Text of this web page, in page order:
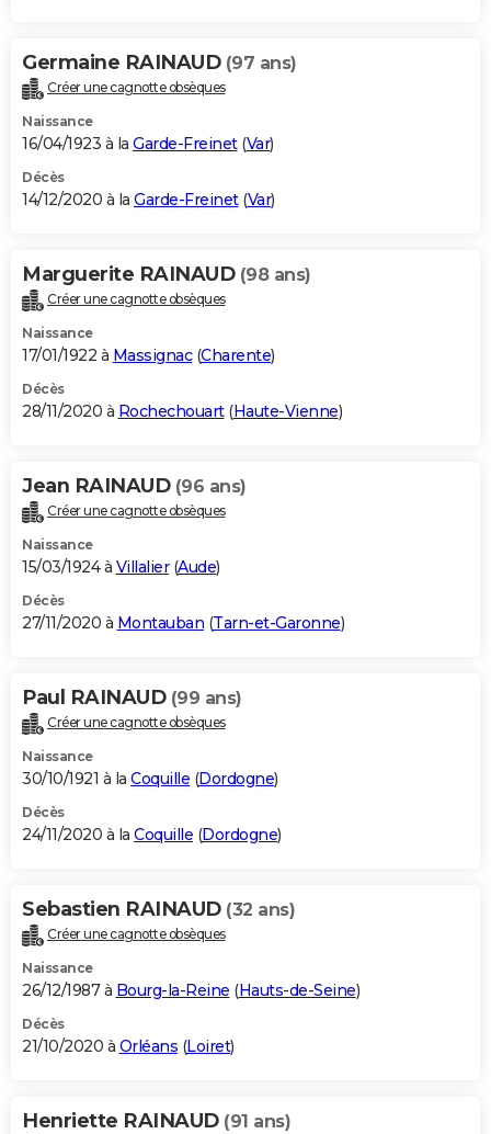
Germaine RAINAUD (97 ans)
Créer une cagnotte obsèques
Naissance
16/04/1923 à la Garde-Freinet(Var)
Décès
14/12/2020 à la Garde-Freinet(Var)
Marguerite RAINAUD (98 ans)
Créer une cagnotte obsèques
Naissance
17/01/1922 à Massignac(Charente)
Décès
28/11/2020 à Rochechouart(Haute-Vienne)
Jean RAINAUD (96 ans)
Créer une cagnotte obsèques
Naissance
15/03/1924 à Villalier(Aude)
Décès
27/11/2020 à Montauban (Tarn-et-Garonne)
Paul RAINAUD (99 ans)
Créer une cagnotte obsèques
Naissance
30/10/1921 à la Coquille (Dordogne)
Décès
24/11/2020 à la Coquille (Dordogne)
Sebastien RAINAUD (32 ans)
Créer une cagnotte obsèques
Naissance
26/12/1987 à Bourg-la-Reine (Hauts-de-Seine)
Décès
21/10/2020 à Orléans (Loiret)
Henriette RAINAUD (91 ans)